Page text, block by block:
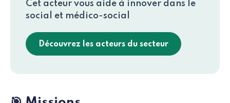
Cet acteur vous aide à innover dans le
social et médico-social
Découvrez les acteurs du secteur